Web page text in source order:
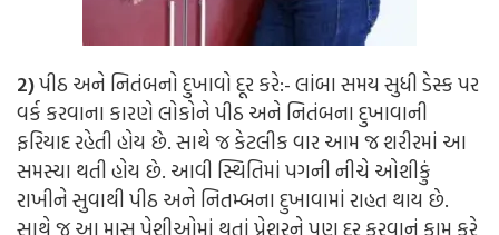
2)પીઠ અને નિતંબનો દુખાવો દૂર કરે:-લાંબા સમય સુધી ડેસ્ક પર
વર્ક કરવાના કારણે લોકોને પીઠ અને નિતંબના દુખાવાની
ફરિયાદ રહેતી હોય છે. સાથે જ કેટલીક વાર આમ જ શરીરમાં આ
સમસ્યા થતી હોય છે. આવી સ્થિતિમાં પગની નીચે ઓશીકું
રાખીને સુવાથી પીઠ અને નિતમ્બના દુખાવામાં રાહત થાય છે.